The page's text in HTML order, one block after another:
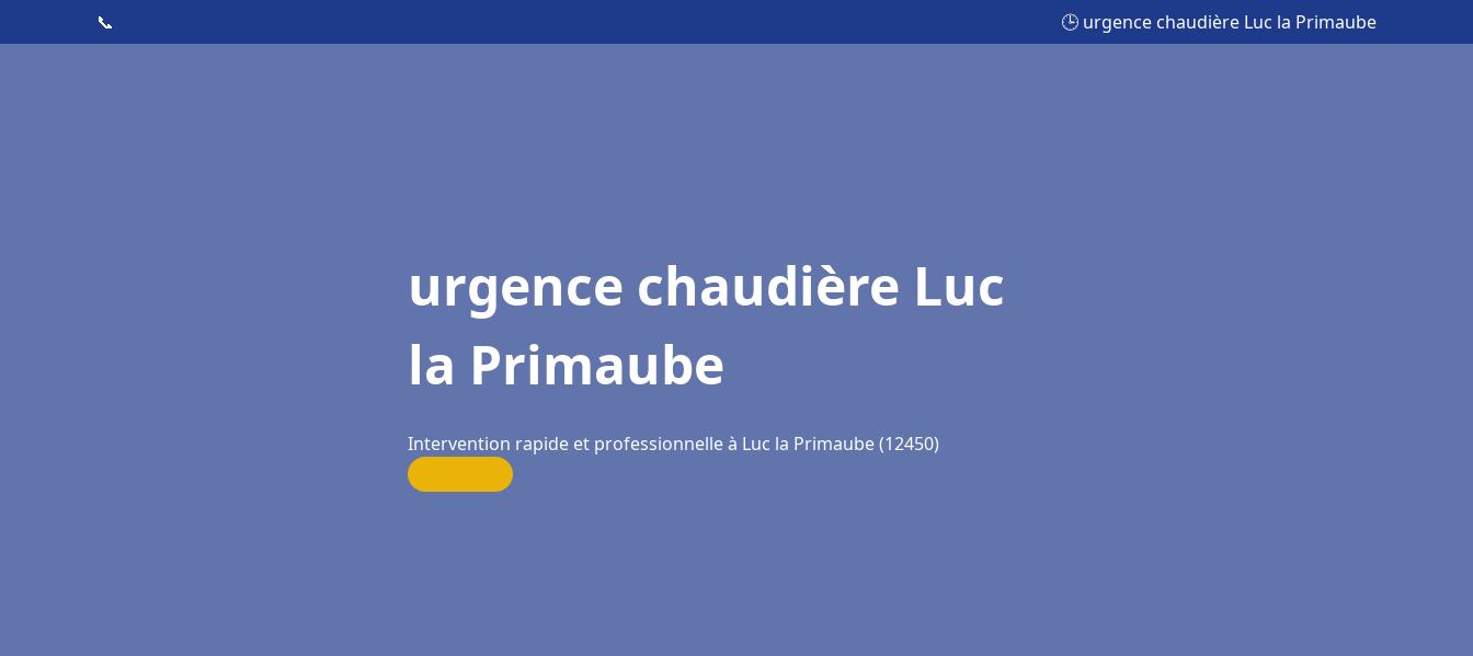
📞 🕒 urgence chaudière Luc la Primaube
urgence chaudière Luc
la Primaube
Intervention rapide et professionnelle à Luc la Primaube (12450)